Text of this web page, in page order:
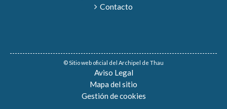
Contacto
© Sitio web oficial del Archipel de Thau
Aviso Legal
Mapa del sitio
Gestión de cookies